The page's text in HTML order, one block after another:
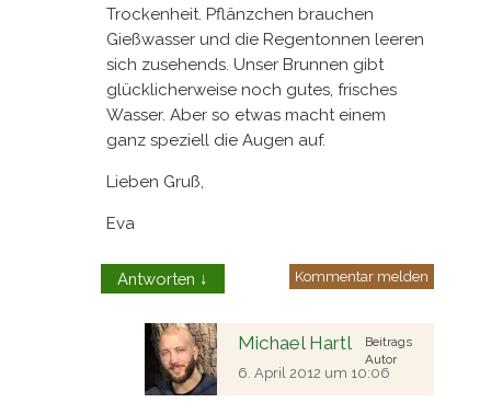
Trockenheit. Pflänzchen brauchen
Gießwasser und die Regentonnen leeren
sich zusehends. Unser Brunnen gibt
glücklicherweise noch gutes, frisches
Wasser. Aber so etwas macht einem
ganz speziell die Augen auf.
Lieben Gruß,
Eva
Antworten ↓ Kommentar melden
Michael Hartl
Beitrags
Autor
6. April 2012 um 10:06